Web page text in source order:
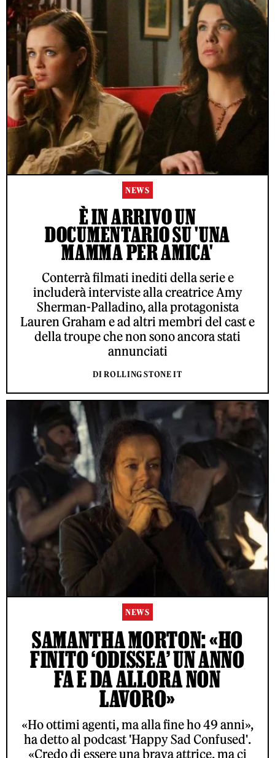
NEWS
È IN ARRIVO UN
DOCUMENTARIO SU 'UNA
MAMMA PER AMICA'
Conterrà filmati inediti della serie e
includerà interviste alla creatrice Amy
Sherman-Palladino, alla protagonista
Lauren Graham e ad altri membri del cast e
della troupe che non sono ancora stati
annunciati
DI ROLLING STONE IT
NEWS
SAMANTHA MORTON: «HO
FINITO ‘ODISSEA’ UN ANNO
FA E DA ALLORA NON
LAVORO»
«Ho ottimi agenti, ma alla fine ho 49 anni»,
ha detto al podcast 'Happy Sad Confused'.
«Credo di essere una brava attrice, ma ci